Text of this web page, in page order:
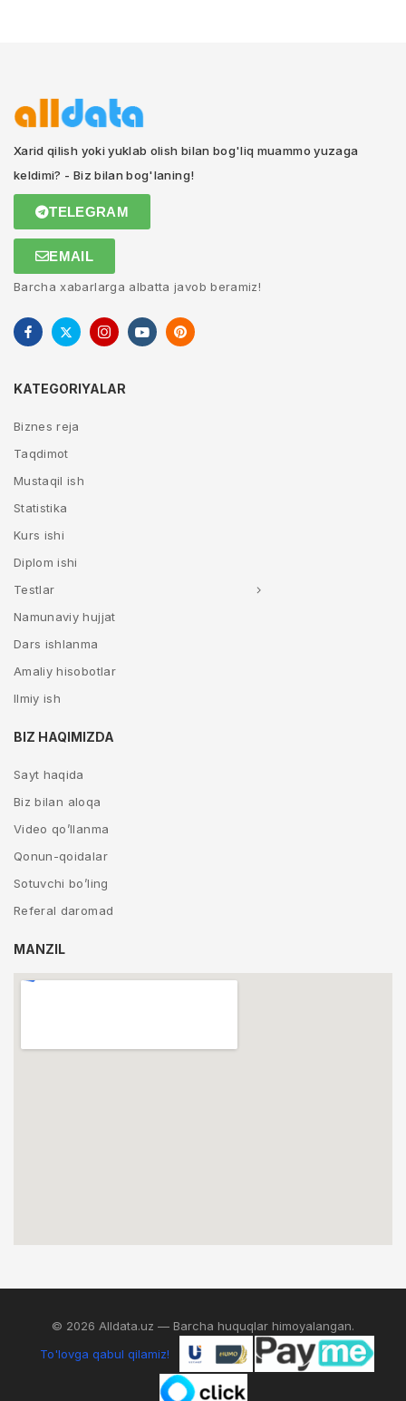
Xarid qilish yoki yuklab olish bilan bog'liq muammo yuzaga
keldimi? - Biz bilan bog'laning!
TELEGRAM
EMAIL
Barcha xabarlarga albatta javob beramiz!
KATEGORIYALAR
Biznes reja
Taqdimot
Mustaqil ish
Statistika
Kurs ishi
Diplom ishi
Testlar
Namunaviy hujjat
Dars ishlanma
Amaliy hisobotlar
Ilmiy ish
BIZ HAQIMIZDA
Sayt haqida
Biz bilan aloqa
Video qo’llanma
Qonun-qoidalar
Sotuvchi bo’ling
Referal daromad
MANZIL
© 2026 Alldata.uz — Barcha huquqlar himoyalangan.
To'lovga qabul qilamiz!